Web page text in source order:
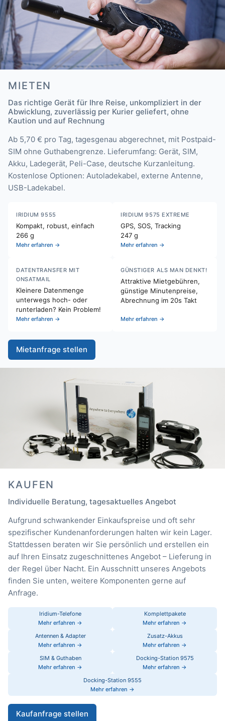
MIETEN
Das richtige Gerät für Ihre Reise, unkompliziert in der
Abwicklung, zuverlässig per Kurier geliefert, ohne
Kaution und auf Rechnung
Ab 5,70 € pro Tag, tagesgenau abgerechnet, mit Postpaid-
SIM ohne Guthabengrenze. Lieferumfang: Gerät, SIM,
Akku, Ladegerät, Peli-Case, deutsche Kurzanleitung.
Kostenlose Optionen: Autoladekabel, externe Antenne,
USB-Ladekabel.
IRIDIUM 9555
Kompakt, robust, einfach
266 g
Mehr erfahren →
IRIDIUM 9575 EXTREME
GPS, SOS, Tracking
247 g
Mehr erfahren →
DATENTRANSFER MIT
ONSATMAIL
Kleinere Datenmenge
unterwegs hoch- oder
runterladen? Kein Problem!
Mehr erfahren →
GÜNSTIGER ALS MAN DENKT!
Attraktive Mietgebühren,
günstige Minutenpreise,
Abrechnung im 20s Takt
Mehr erfahren →
Mietanfrage stellen
KAUFEN
Individuelle Beratung, tagesaktuelles Angebot
Aufgrund schwankender Einkaufspreise und oft sehr
spezifischer Kundenanforderungen halten wir kein Lager.
Stattdessen beraten wir Sie persönlich und erstellen ein
auf Ihren Einsatz zugeschnittenes Angebot – Lieferung in
der Regel über Nacht. Ein Ausschnitt unseres Angebots
finden Sie unten, weitere Komponenten gerne auf
Anfrage.
Iridium-Telefone
Mehr erfahren →
Komplettpakete
Mehr erfahren →
Antennen & Adapter
Mehr erfahren →
Zusatz-Akkus
Mehr erfahren →
SIM & Guthaben
Mehr erfahren →
Docking-Station 9575
Mehr erfahren →
Docking-Station 9555
Mehr erfahren →
Kaufanfrage stellen